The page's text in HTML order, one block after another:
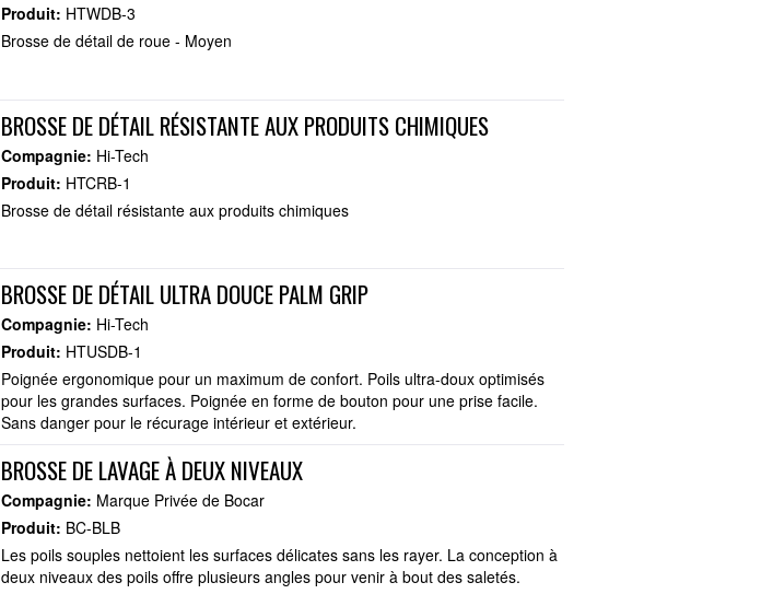
Produit: HTWDB-3
Brosse de détail de roue - Moyen
BROSSE DE DÉTAIL RÉSISTANTE AUX PRODUITS CHIMIQUES
Compagnie: Hi-Tech
Produit: HTCRB-1
Brosse de détail résistante aux produits chimiques
BROSSE DE DÉTAIL ULTRA DOUCE PALM GRIP
Compagnie: Hi-Tech
Produit: HTUSDB-1
Poignée ergonomique pour un maximum de confort. Poils ultra-doux optimisés
pour les grandes surfaces. Poignée en forme de bouton pour une prise facile.
Sans danger pour le récurage intérieur et extérieur.
BROSSE DE LAVAGE À DEUX NIVEAUX
Compagnie: Marque Privée de Bocar
Produit: BC-BLB
Les poils souples nettoient les surfaces délicates sans les rayer. La conception à
deux niveaux des poils offre plusieurs angles pour venir à bout des saletés.